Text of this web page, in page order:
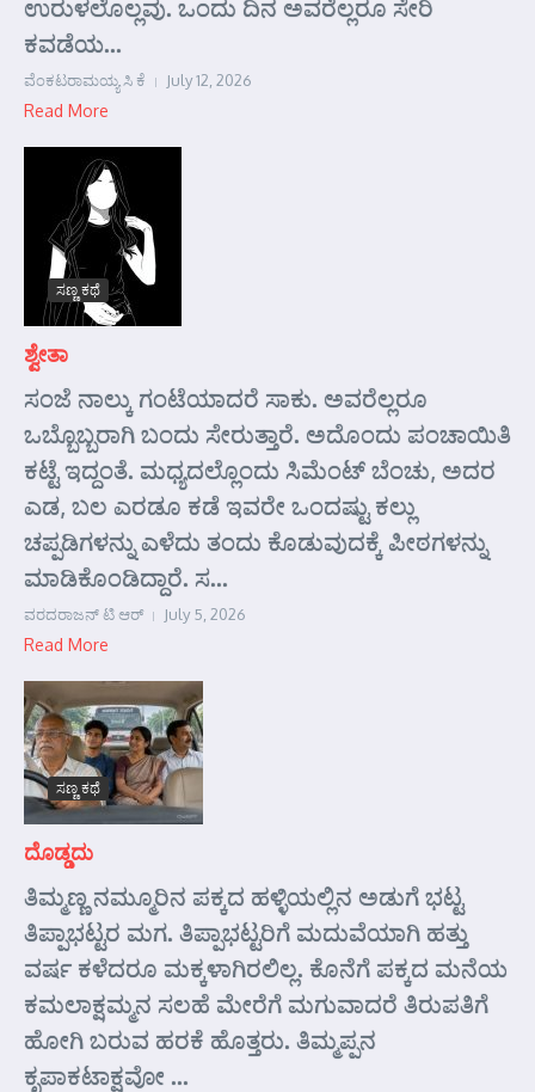
ಉರುಳಲೊಲ್ಲವು. ಒಂದು ದಿನ ಅವರೆಲ್ಲರೂ ಸೇರಿ
ಕವಡೆಯ...
ವೆಂಕಟರಾಮಯ್ಯ ಸಿ ಕೆ July 12, 2026
Read More
ಸಣ್ಣ ಕಥೆ
ಶ್ವೇತಾ
ಸಂಜೆ ನಾಲ್ಕು ಗಂಟೆಯಾದರೆ ಸಾಕು. ಅವರೆಲ್ಲರೂ
ಒಬ್ಬೊಬ್ಬರಾಗಿ ಬಂದು ಸೇರುತ್ತಾರೆ. ಅದೊಂದು ಪಂಚಾಯಿತಿ
ಕಟ್ಟೆ ಇದ್ದಂತೆ. ಮಧ್ಯದಲ್ಲೊಂದು ಸಿಮೆಂಟ್ ಬೆಂಚು, ಅದರ
ಎಡ, ಬಲ ಎರಡೂ ಕಡೆ ಇವರೇ ಒಂದಷ್ಟು ಕಲ್ಲು
ಚಪ್ಪಡಿಗಳನ್ನು ಎಳೆದು ತಂದು ಕೊಡುವುದಕ್ಕೆ ಪೀಠಗಳನ್ನು
ಮಾಡಿಕೊಂಡಿದ್ದಾರೆ. ಸ...
ವರದರಾಜನ್ ಟಿ ಆರ್ July 5, 2026
Read More
ಸಣ್ಣ ಕಥೆ
ದೊಡ್ಡದು
ತಿಮ್ಮಣ್ಣ ನಮ್ಮೂರಿನ ಪಕ್ಕದ ಹಳ್ಳಿಯಲ್ಲಿನ ಅಡುಗೆ ಭಟ್ಟ
ತಿಪ್ಪಾಭಟ್ಟರ ಮಗ. ತಿಪ್ಪಾಭಟ್ಟರಿಗೆ ಮದುವೆಯಾಗಿ ಹತ್ತು
ವರ್ಷ ಕಳೆದರೂ ಮಕ್ಕಳಾಗಿರಲಿಲ್ಲ. ಕೊನೆಗೆ ಪಕ್ಕದ ಮನೆಯ
ಕಮಲಾಕ್ಷಮ್ಮನ ಸಲಹೆ ಮೇರೆಗೆ ಮಗುವಾದರೆ ತಿರುಪತಿಗೆ
ಹೋಗಿ ಬರುವ ಹರಕೆ ಹೊತ್ತರು. ತಿಮ್ಮಪ್ಪನ
ಕೃಪಾಕಟಾಕ್ಷವೋ ...